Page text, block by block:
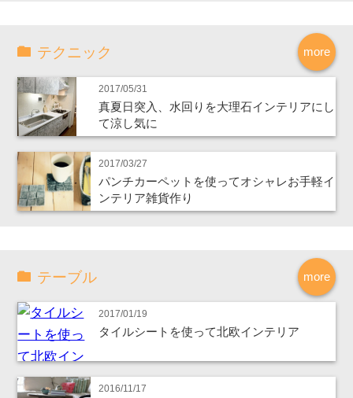
more
テクニック
2017/05/31
真夏日突入、水回りを大理石インテリアにし
て涼し気に
2017/03/27
パンチカーペットを使ってオシャレお手軽イ
ンテリア雑貨作り
more
テーブル
2017/01/19
タイルシートを使って北欧インテリア
2016/11/17